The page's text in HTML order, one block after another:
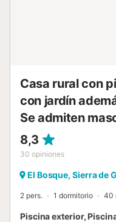
Casa rural con
con jardín
Se admiten
8,3
30 opiniones
El Bosque, Sierra de
2 pers. 1 dormitorio 40
Piscina exterior,